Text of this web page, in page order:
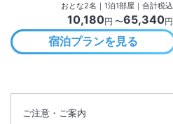
おとな2名 ｜ 1泊1部屋｜合計税込
10,180円 〜65,340円
宿泊プランを見る
ご注意・ご案内